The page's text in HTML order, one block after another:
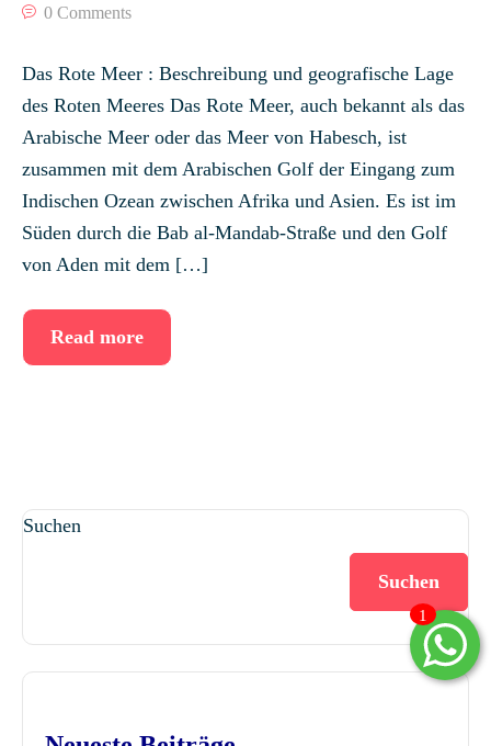
0 Comments
Das Rote Meer : Beschreibung und geografische Lage
des Roten Meeres Das Rote Meer, auch bekannt als das
Arabische Meer oder das Meer von Habesch, ist
zusammen mit dem Arabischen Golf der Eingang zum
Indischen Ozean zwischen Afrika und Asien. Es ist im
Süden durch die Bab al-Mandab-Straße und den Golf
von Aden mit dem […]
Read more
Suchen
Suchen
1